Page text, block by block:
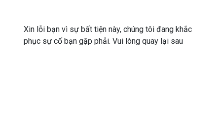
Xin lỗi bạn vì sự bất tiện này, chúng tôi đang khắc
phục sự cố bạn gặp phải. Vui lòng quay lại sau